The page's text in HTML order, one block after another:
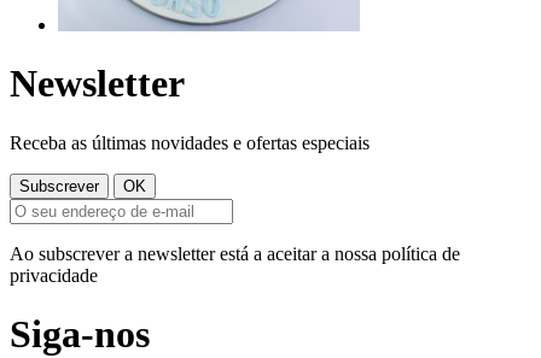
Newsletter
Receba as últimas novidades e ofertas especiais
Ao subscrever a newsletter está a aceitar a nossa política de
privacidade
Siga-nos